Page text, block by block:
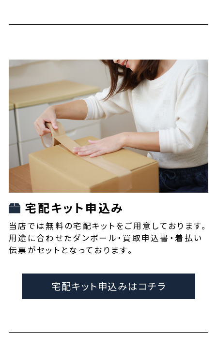
宅配キット申込み
当店では無料の宅配キットをご用意しております。
用途に合わせたダンボール・買取申込書・着払い
伝票がセットとなっております。
宅配キット申込みはコチラ